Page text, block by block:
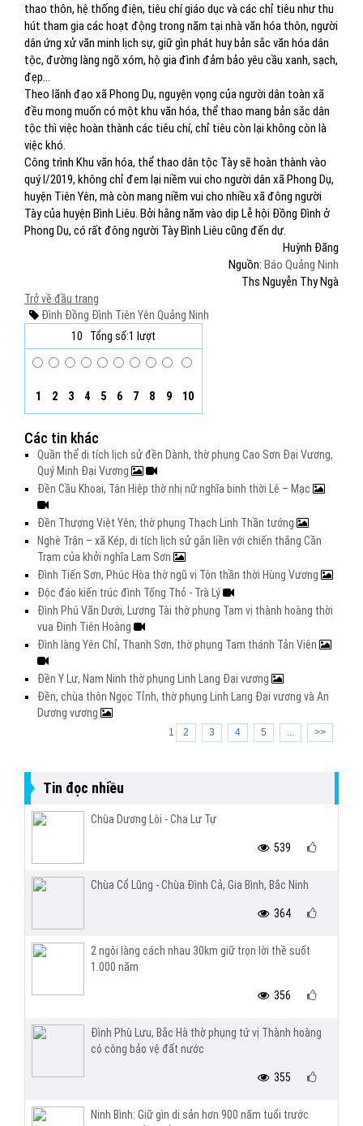
thao thôn, hệ thống điện, tiêu chí giáo dục và các chỉ tiêu như thu
hút tham gia các hoạt động trong năm tại nhà văn hóa thôn, người
dân ứng xử văn minh lịch sự, giữ gìn phát huy bản sắc văn hóa dân
tộc, đường làng ngõ xóm, hộ gia đình đảm bảo yêu cầu xanh, sạch,
đẹp...
Theo lãnh đạo xã Phong Dụ, nguyện vọng của người dân toàn xã
đều mong muốn có một khu văn hóa, thể thao mang bản sắc dân
tộc thì việc hoàn thành các tiêu chí, chỉ tiêu còn lại không còn là
việc khó.
Công trình Khu văn hóa, thể thao dân tộc Tày sẽ hoàn thành vào
quý I/2019, không chỉ đem lại niềm vui cho người dân xã Phong Dụ,
huyện Tiên Yên, mà còn mang niềm vui cho nhiều xã đông người
Tày của huyện Bình Liêu. Bởi hằng năm vào dịp Lễ hội Đồng Đình ở
Phong Dụ, có rất đông người Tày Bình Liêu cũng đến dự.
Huỳnh Đăng
Nguồn: Báo Quảng Ninh
Ths Nguyễn Thy Ngà
Trở về đầu trang
Đình Đồng Đình Tiên Yên Quảng Ninh
10
Tổng số:1 lượt
1 2 3 4 5 6 7 8 9 10
Các tin khác
Quần thể di tích lịch sử đền Dành, thờ phụng Cao Sơn Đại Vương,
Quý Minh Đại Vương
Đền Cầu Khoai, Tân Hiệp thờ nhị nữ nghĩa binh thời Lê – Mạc
Đền Thượng Việt Yên, thờ phụng Thạch Linh Thần tướng
Nghè Trận – xã Kép, di tích lịch sử gắn liền với chiến thắng Cần
Trạm của khởi nghĩa Lam Sơn
Đình Tiến Sơn, Phúc Hòa thờ ngũ vị Tôn thần thời Hùng Vương
Độc đáo kiến trúc đình Tống Thỏ - Trà Lý
Đình Phú Văn Dưới, Lương Tài thờ phụng Tam vị thành hoàng thời
vua Đinh Tiên Hoàng
Đình làng Yên Chỉ, Thanh Sơn, thờ phụng Tam thánh Tản Viên
Đền Y Lư, Nam Ninh thờ phụng Linh Lang Đại vương
Đền, chùa thôn Ngọc Tỉnh, thờ phụng Linh Lang Đại vương và An
Dương vương
1 2 3 4 5 ... >>
Tin đọc nhiều
Chùa Dương Lôi - Cha Lư Tự
539
Chùa Cổ Lũng - Chùa Đình Cả, Gia Bình, Bắc Ninh
364
2 ngôi làng cách nhau 30km giữ trọn lời thề suốt
1.000 năm
356
Đình Phù Lưu, Bắc Hà thờ phụng tứ vị Thành hoàng
có công bảo vệ đất nước
355
Ninh Bình: Giữ gìn di sản hơn 900 năm tuổi trước